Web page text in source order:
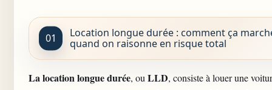
Location longue durée : comment ça
quand on raisonne en risque total
Lalocation longue durée, ou LLD, consiste à louer une